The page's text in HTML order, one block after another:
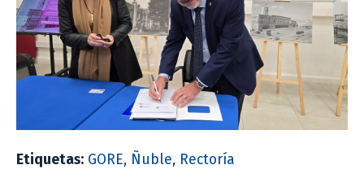
Etiquetas: GORE, Ñuble, Rectoría